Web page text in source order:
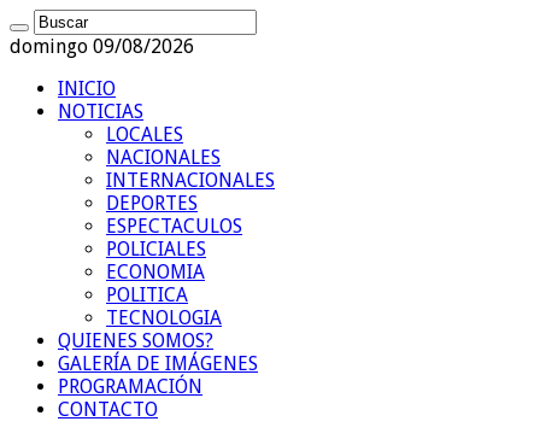
domingo 09/08/2026
INICIO
NOTICIAS
LOCALES
NACIONALES
INTERNACIONALES
DEPORTES
ESPECTACULOS
POLICIALES
ECONOMIA
POLITICA
TECNOLOGIA
QUIENES SOMOS?
GALERÍA DE IMÁGENES
PROGRAMACIÓN
CONTACTO